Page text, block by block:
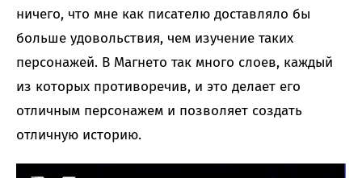
ничего, что мне как писателю доставляло бы
больше удовольствия, чем изучение таких
персонажей. В Магнето так много слоев, каждый
из которых противоречив, и это делает его
отличным персонажем и позволяет создать
отличную историю.